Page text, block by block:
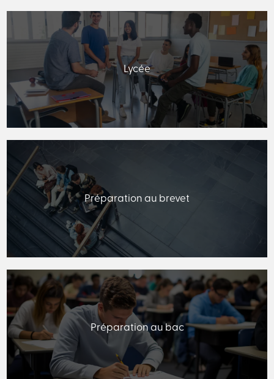
Lycée
Préparation au brevet
Préparation au bac